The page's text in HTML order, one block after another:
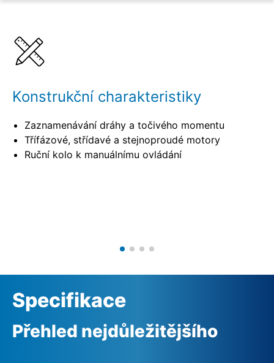
Kombinovatelné produkty
Související produkty
Konstrukční charakteristiky
Zaznamenávání dráhy a točivého momentu
Třífázové, střídavé a stejnoproudé motory
Ruční kolo k manuálnímu ovládání
Specifikace
Přehled nejdůležitějšího